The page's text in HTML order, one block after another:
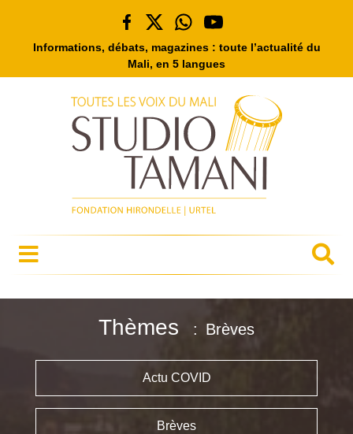
Informations, débats, magazines : toute l’actualité du
Mali, en 5 langues
Thèmes Brèves
Actu COVID
Brèves